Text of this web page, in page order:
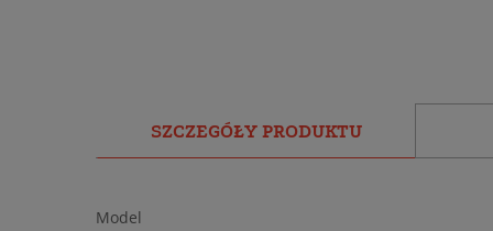
SZCZEGÓŁY PRODUKTU
Model